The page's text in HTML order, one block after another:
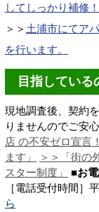
してしっかり補修！
＞＞ 土浦市にてア
を行います。
目指している
現地調査後、契約
りませんのでご安
店 の不安ゼロ宣言！
ます 」
＞＞「街の
スター制度」
■お
［電話受付時間］
ら